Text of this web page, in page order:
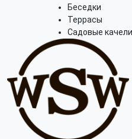
Беседки
Террасы
Садовые качели